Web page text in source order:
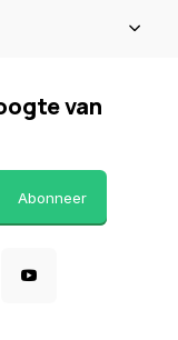
van
Abonneer